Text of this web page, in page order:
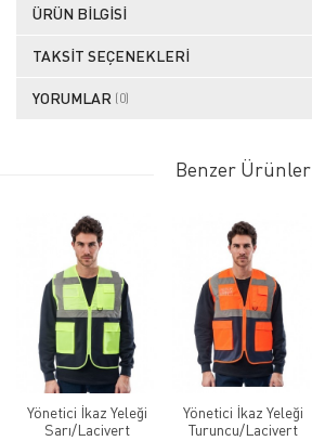
ÜRÜN BILGISI
TAKSIT SEÇENEKLERI
YORUMLAR (0)
Benzer Ürünler
Yönetici İkaz Yeleği
Sarı/Lacivert
Yönetici İkaz Yeleği
Turuncu/Lacivert